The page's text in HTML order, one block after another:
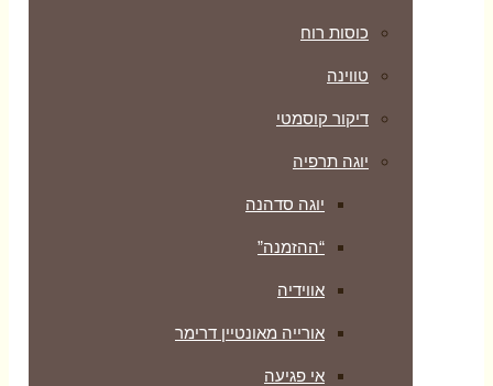
כוסות רוח
טווינה
דיקור קוסמטי
יוגה תרפיה
יוגה סדהנה
“ההזמנה”
אווידיה
אורייה מאונטיין דרימר
אי פגיעה